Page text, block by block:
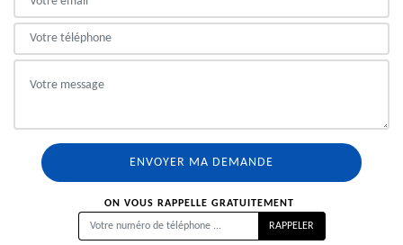
ON VOUS RAPPELLE GRATUITEMENT